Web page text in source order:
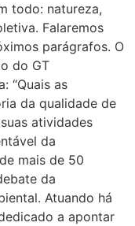
todo: natureza,
Falaremos
parágrafos. O
do GT
“Quais as
da qualidade de
atividades
da
mais de 50
da
Atuando há
a apontar